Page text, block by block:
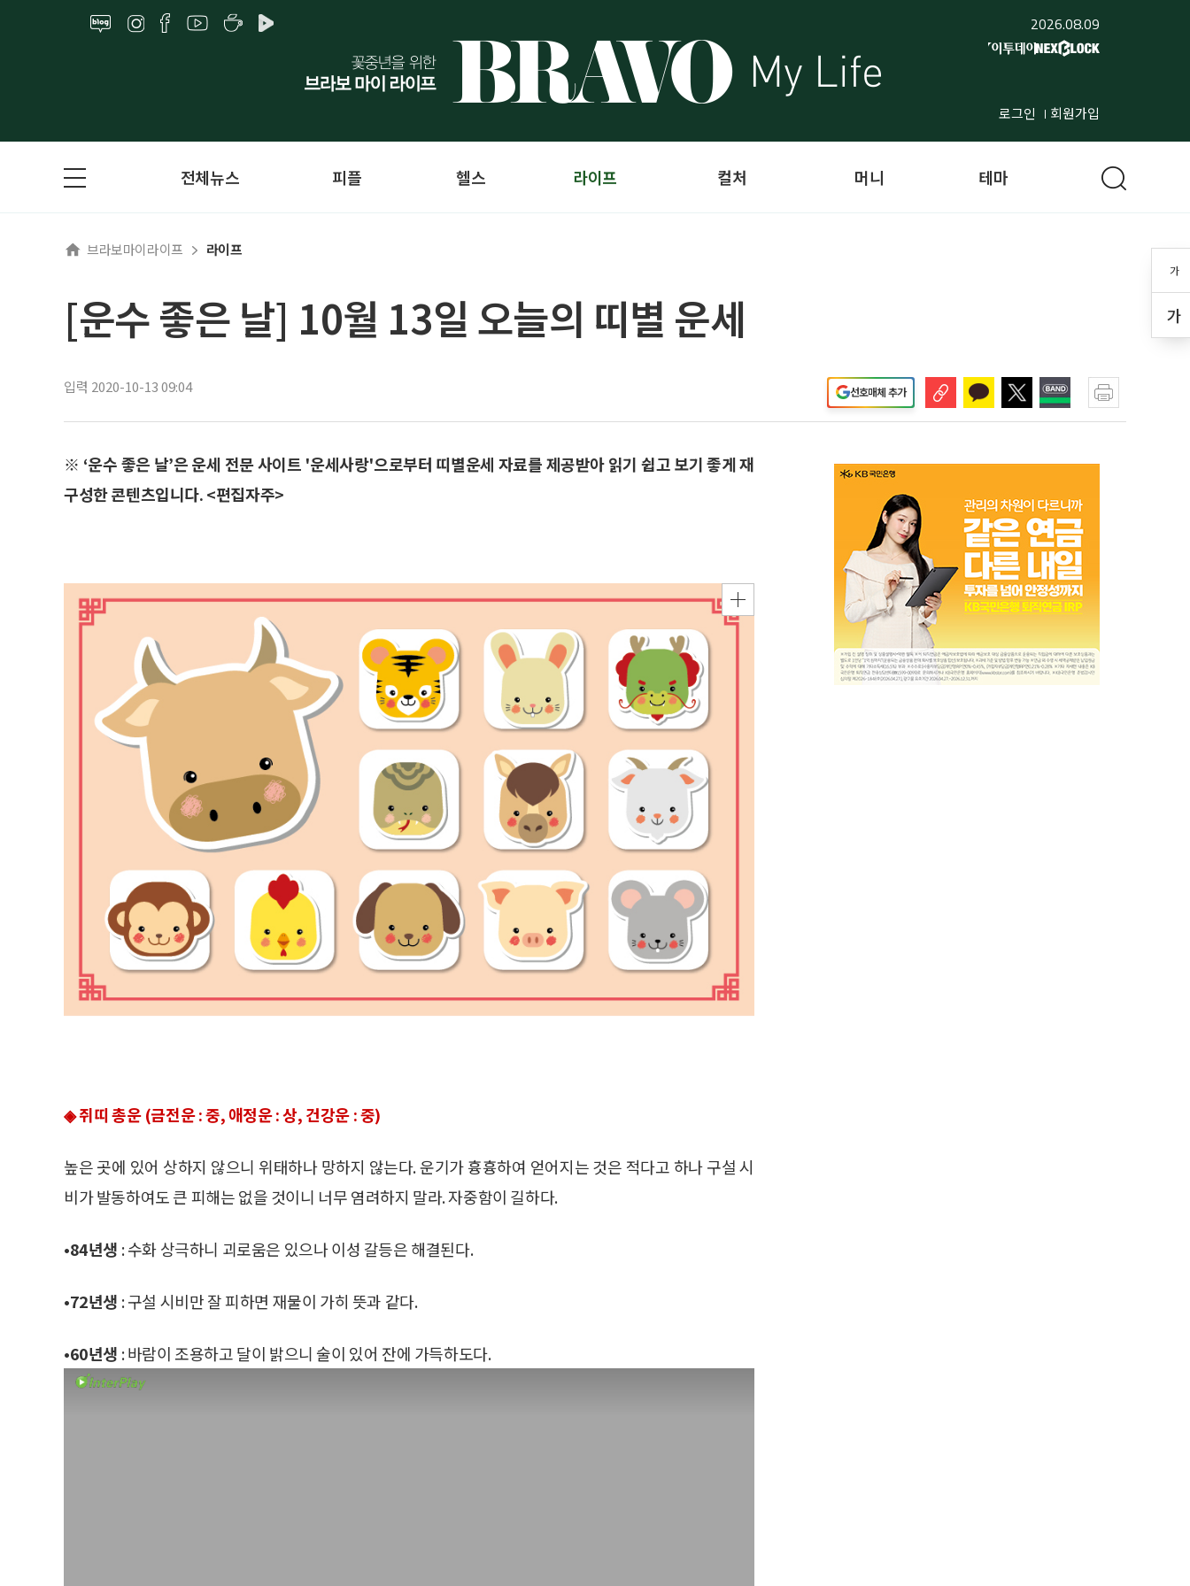
2026.08.09
로그인 회원가입
가
가
전체뉴스 피플 헬스 라이프 컬처 머니 테마
브라보마이라이프 라이프
[운수 좋은 날] 10월 13일 오늘의 띠별 운세
입력 2020-10-13 09:04 선호매체 추가
※ ‘운수 좋은 날’은 운세 전문 사이트 '운세사랑'으로부터 띠별운세 자료를 제공받아 읽기 쉽고 보기 좋게 재
구성한 콘텐츠입니다. <편집자주>
◈ 쥐띠 총운 (금전운 : 중, 애정운 : 상, 건강운 : 중)
높은 곳에 있어 상하지 않으니 위태하나 망하지 않는다. 운기가 흉흉하여 얻어지는 것은 적다고 하나 구설 시
비가 발동하여도 큰 피해는 없을 것이니 너무 염려하지 말라. 자중함이 길하다.
•84년생 : 수화 상극하니 괴로움은 있으나 이성 갈등은 해결된다.
•72년생 : 구설 시비만 잘 피하면 재물이 가히 뜻과 같다.
•60년생 : 바람이 조용하고 달이 밝으니 술이 있어 잔에 가득하도다.